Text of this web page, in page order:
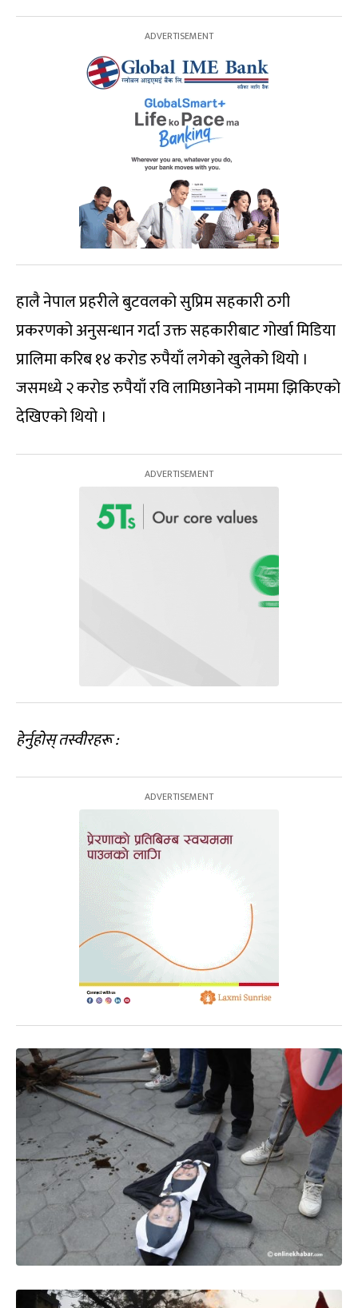
हालै नेपाल प्रहरीले बुटवलको सुप्रिम सहकारी ठगी
प्रकरणको अनुसन्धान गर्दा उक्त सहकारीबाट गोर्खा मिडिया
प्रालिमा करिब १४ करोड रुपैयाँ लगेको खुलेको थियो ।
जसमध्ये २ करोड रुपैयाँ रवि लामिछानेको नाममा झिकिएको
देखिएको थियो ।
हेर्नुहोस् तस्वीरहरू :